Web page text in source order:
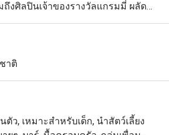
งศิลปินเจ้าของรางวัลแกรมมี่ ผลัด
สร้างความสุขในเสียงเพลงให้คุณ
ผ่อนคลาย และมีความสุขตั้งแต่ก้าว
อนๆ ให้ความรู้สึกนุ่มนวล แกลเลอรี่
า เดอะ ลิฟวิ่ง รูมจึงเป็นสถานที่ๆ
าติ
ว, เหมาะสำหรับเด็ก, นำสัตว์เลี้ยง